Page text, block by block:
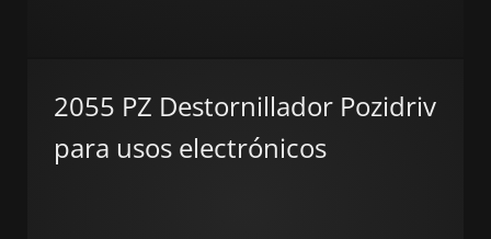
2055 PZ Destornillador Pozidriv
para usos electrónicos